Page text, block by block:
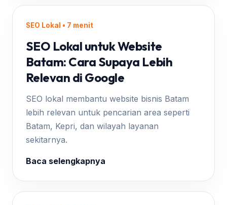
SEO Lokal • 7 menit
SEO Lokal untuk Website
Batam: Cara Supaya Lebih
Relevan di Google
SEO lokal membantu website bisnis Batam
lebih relevan untuk pencarian area seperti
Batam, Kepri, dan wilayah layanan
sekitarnya.
Baca selengkapnya